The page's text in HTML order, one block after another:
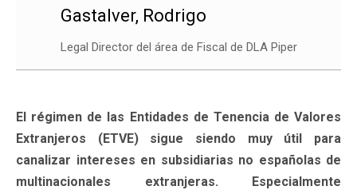
Gastalver, Rodrigo
Legal Director del área de Fiscal de DLA Piper
El régimen de las Entidades de Tenencia de Valores
Extranjeros (ETVE) sigue siendo muy útil para
canalizar intereses en subsidiarias no españolas de
multinacionales extranjeras. Especialmente